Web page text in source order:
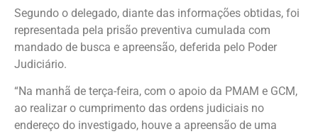
Segundo o delegado, diante das informações obtidas, foi
representada pela prisão preventiva cumulada com
mandado de busca e apreensão, deferida pelo Poder
Judiciário.
“Na manhã de terça-feira, com o apoio da PMAM e GCM,
ao realizar o cumprimento das ordens judiciais no
endereço do investigado, houve a apreensão de uma